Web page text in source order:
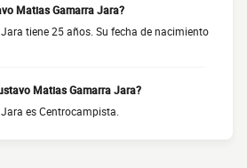
Matias Gamarra Jara?
tiene 25 años. Su fecha de nacimiento
Matias Gamarra Jara?
es Centrocampista.